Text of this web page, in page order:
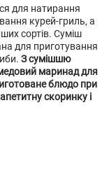
для натирання
курей-гриль, а
сортів. Суміш
для приготування
З сумішшю
маринад для
блюдо при
скоринку і